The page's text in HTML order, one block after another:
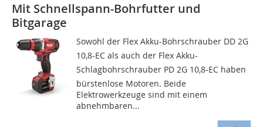
Mit Schnellspann-Bohrfutter und
Bitgarage
Sowohl der Flex Akku-Bohrschrauber DD 2G
10,8-EC als auch der Flex Akku-
Schlagbohrschrauber PD 2G 10,8-EC haben
bürstenlose Motoren. Beide
Elektrowerkzeuge sind mit einem
abnehmbaren...